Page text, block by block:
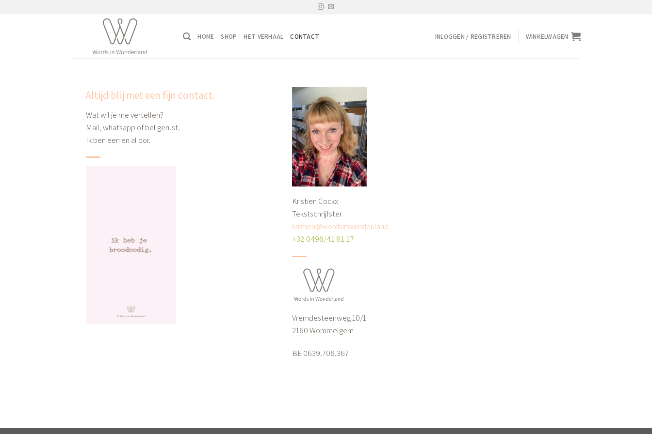
HOME SHOP HET VERHAAL CONTACT INLOGGEN / REGISTREREN WINKELWAGEN
Altijd blij met een fijn contact.
Wat wil je me vertellen?
Mail, whatsapp of bel gerust.
Ik ben een en al oor.
Kristien Cockx
Tekstschrijfster
kristien@wordsinwonder.land
+32 0496/41 81 17
Vremdesteenweg 10/1
2160 Wommelgem
BE 0639.708.367